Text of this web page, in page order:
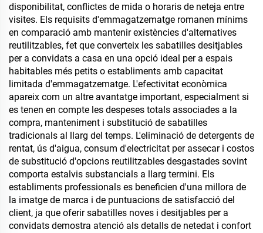
disponibilitat, conflictes de mida o horaris de neteja entre
visites. Els requisits d'emmagatzematge romanen mínims
en comparació amb mantenir existències d'alternatives
reutilitzables, fet que converteix les sabatilles desitjables
per a convidats a casa en una opció ideal per a espais
habitables més petits o establiments amb capacitat
limitada d'emmagatzematge. L'efectivitat econòmica
apareix com un altre avantatge important, especialment si
es tenen en compte les despeses totals associades a la
compra, manteniment i substitució de sabatilles
tradicionals al llarg del temps. L'eliminació de detergents de
rentat, ús d'aigua, consum d'electricitat per assecar i costos
de substitució d'opcions reutilitzables desgastades sovint
comporta estalvis substancials a llarg termini. Els
establiments professionals es beneficien d'una millora de
la imatge de marca i de puntuacions de satisfacció del
client, ja que oferir sabatilles noves i desitjables per a
convidats demostra atenció als detalls de netedat i confort